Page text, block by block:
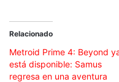
Relacionado
Metroid Prime 4: Beyond
está disponible: Samus
regresa en una aventura